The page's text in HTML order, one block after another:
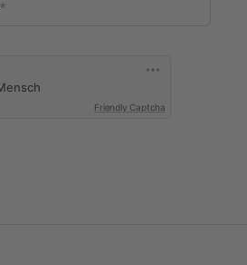
Friendly Captcha